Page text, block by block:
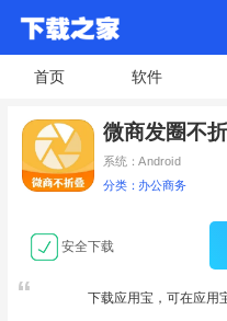
首页 软件
微商发圈不
系统：Android
分类：办公商务
安全下载
下载应用宝，可在应用